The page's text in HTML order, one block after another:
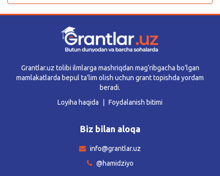
Grantlar.uz tolibi ilmlarga mashriqdan mag’ribgacha bo’lgan
mamlakatlarda bepul ta’lim olish uchun grant topishda yordam
beradi.
Loyiha haqida
Foydalanish bitimi
Biz bilan aloqa
info@grantlar.uz
@hamidziyo